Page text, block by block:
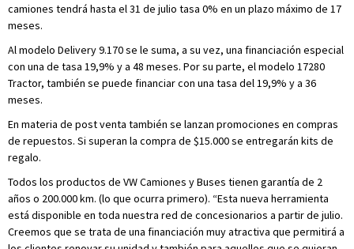
camiones tendrá hasta el 31 de julio tasa 0% en un plazo máximo de 17
meses.
Al modelo Delivery 9.170 se le suma, a su vez, una financiación especial
con una de tasa 19,9% y a 48 meses. Por su parte, el modelo 17280
Tractor, también se puede financiar con una tasa del 19,9% y a 36
meses.
En materia de post venta también se lanzan promociones en compras
de repuestos. Si superan la compra de $15.000 se entregarán kits de
regalo.
Todos los productos de VW Camiones y Buses tienen garantía de 2
años o 200.000 km. (lo que ocurra primero). “Esta nueva herramienta
está disponible en toda nuestra red de concesionarios a partir de julio.
Creemos que se trata de una financiación muy atractiva que permitirá a